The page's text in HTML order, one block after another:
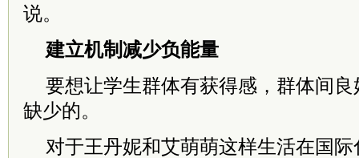
说。
建立机制减少负能量
要想让学生群体有获得感，群体间
缺少的。
对于王丹妮和艾萌萌这样生活在国